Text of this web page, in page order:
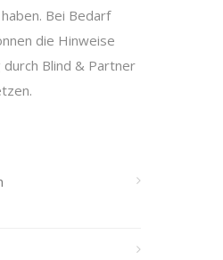
Bei Bedarf
die Hinweise
Blind & Partner